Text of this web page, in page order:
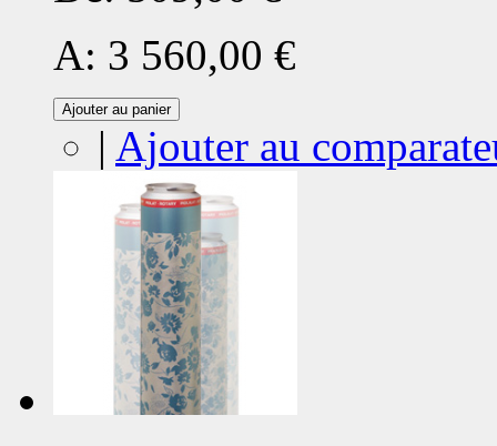
A: 3 560,00 €
Ajouter au panier
| Ajouter au